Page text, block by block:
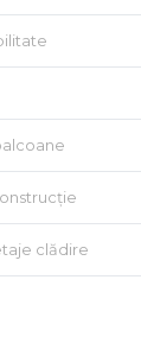
să ne
clădire